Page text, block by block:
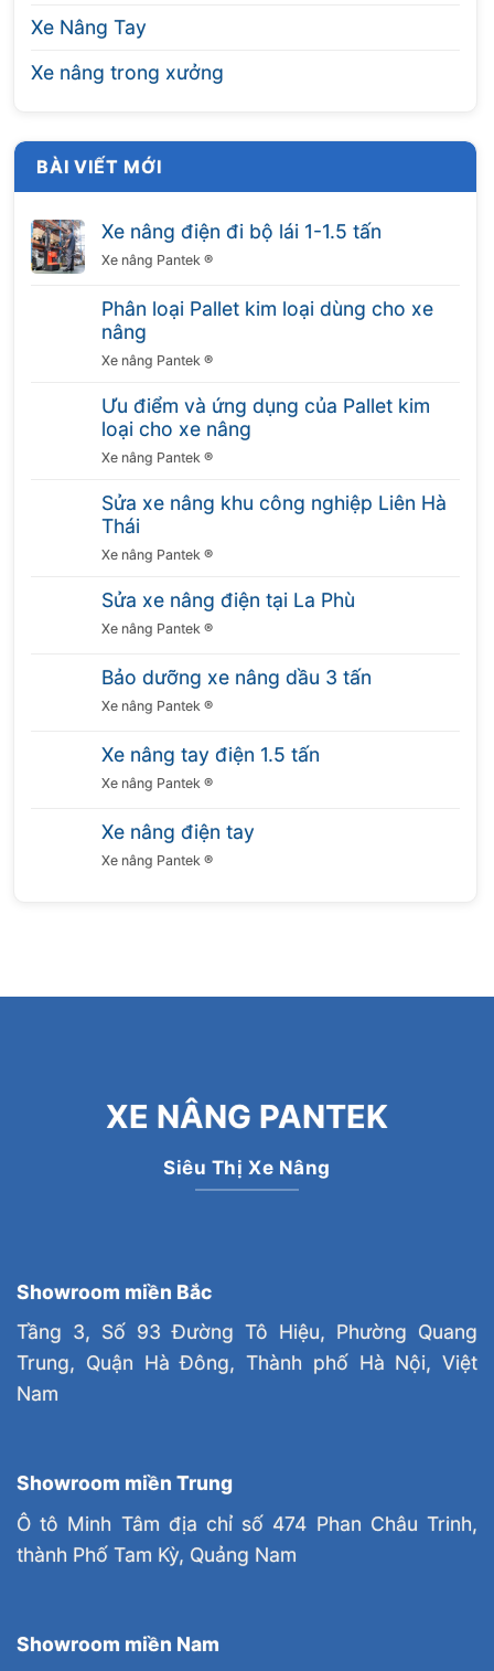
Xe Nâng Tay
Xe nâng trong xưởng
BÀI VIẾT MỚI
Xe nâng điện đi bộ lái 1-1.5 tấn
Xe nâng Pantek ®
Phân loại Pallet kim loại dùng cho xe
nâng
Xe nâng Pantek ®
Ưu điểm và ứng dụng của Pallet kim
loại cho xe nâng
Xe nâng Pantek ®
Sửa xe nâng khu công nghiệp Liên Hà
Thái
Xe nâng Pantek ®
Sửa xe nâng điện tại La Phù
Xe nâng Pantek ®
Bảo dưỡng xe nâng dầu 3 tấn
Xe nâng Pantek ®
Xe nâng tay điện 1.5 tấn
Xe nâng Pantek ®
Xe nâng điện tay
Xe nâng Pantek ®
XE NÂNG PANTEK
Siêu Thị Xe Nâng
Showroom miền Bắc
Tầng 3, Số 93 Đường Tô Hiệu, Phường Quang
Trung, Quận Hà Đông, Thành phố Hà Nội, Việt
Nam
Showroom miền Trung
Ô tô Minh Tâm địa chỉ số 474 Phan Châu Trinh,
thành Phố Tam Kỳ, Quảng Nam
Showroom miền Nam